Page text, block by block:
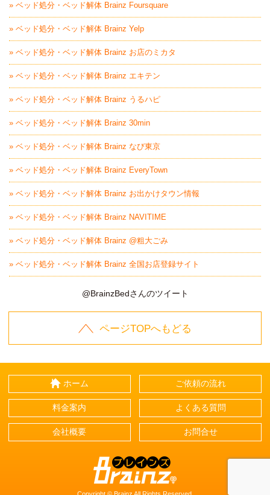
» ベッド処分・ベッド解体 Brainz Foursquare
» ベッド処分・ベッド解体 Brainz Yelp
» ベッド処分・ベッド解体 Brainz お店のミカタ
» ベッド処分・ベッド解体 Brainz エキテン
» ベッド処分・ベッド解体 Brainz うるハピ
» ベッド処分・ベッド解体 Brainz 30min
» ベッド処分・ベッド解体 Brainz なび東京
» ベッド処分・ベッド解体 Brainz EveryTown
» ベッド処分・ベッド解体 Brainz お出かけタウン情報
» ベッド処分・ベッド解体 Brainz NAVITIME
» ベッド処分・ベッド解体 Brainz @粗大ごみ
» ベッド処分・ベッド解体 Brainz 全国お店登録サイト
@BrainzBedさんのツイート
ページTOPへもどる
ホーム ご依頼の流れ
料金案内 よくある質問
会社概要 お問合せ